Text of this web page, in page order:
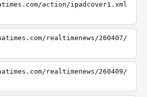
action/ipadcover1.xml
realtimenews/260407/
realtimenews/260409/